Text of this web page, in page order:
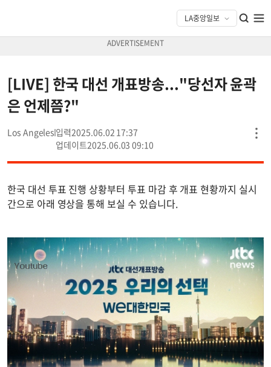
[LIVE] 한국 대선 개표방송..."당선자 윤곽
은 언제쯤?"
Los Angeles
2025.06.02 17:37
2025.06.03 09:10
한국 대선 투표 진행 상황부터 투표 마감 후 개표 현황까지 실시
간으로 아래 영상을 통해 보실 수 있습니다.